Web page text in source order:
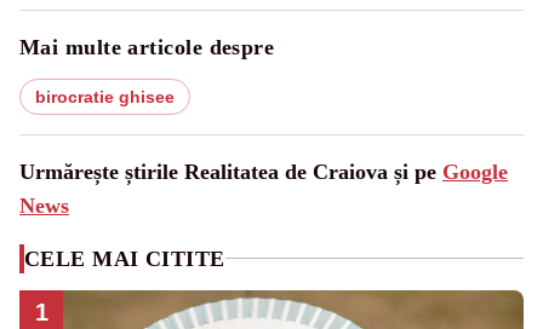
Mai multe articole despre
birocratie ghisee
Urmărește știrile Realitatea de Craiova și pe Google
News
CELE MAI CITITE
1